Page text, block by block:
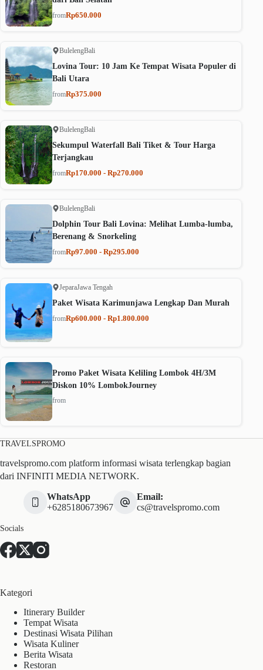
fromRp650.000
BulelengBali
Lovina Tour: 10 Jam Ke Tempat Wisata Populer di
Bali Utara
fromRp375.000
BulelengBali
Sekumpul Waterfall Bali Tiket & Tour Harga
Terjangkau
fromRp170.000 - Rp270.000
BulelengBali
Dolphin Tour Bali Lovina: Melihat Lumba-lumba,
Berenang & Snorkeling
fromRp97.000 - Rp295.000
JeparaJawa Tengah
Paket Wisata Karimunjawa Lengkap Dan Murah
fromRp600.000 - Rp1.800.000
Promo Paket Wisata Keliling Lombok 4H/3M
Diskon 10% LombokJourney
from
TRAVELSPROMO
travelspromo.com platform informasi wisata terlengkap bagian
dari INFINITI MEDIA NETWORK.
WhatsApp
+6285180673967
Email:
cs@travelspromo.com
Socials
Kategori
Itinerary Builder
Tempat Wisata
Destinasi Wisata Pilihan
Wisata Kuliner
Berita Wisata
Restoran